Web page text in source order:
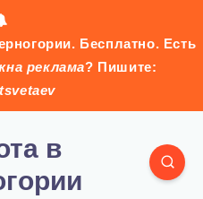
Бесплатно. Есть
реклама? Пишите: